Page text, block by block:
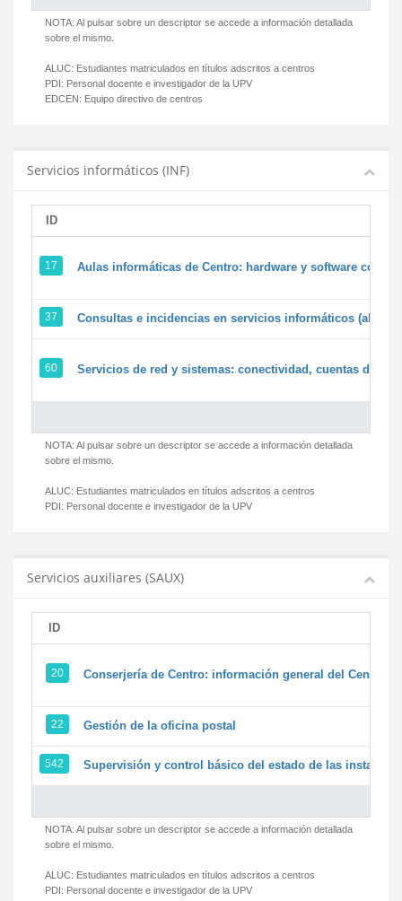
NOTA: Al pulsar sobre un descriptor se accede a información detallada
sobre el mismo.
ALUC: Estudiantes matriculados en títulos adscritos a centros
PDI: Personal docente e investigador de la UPV
EDCEN: Equipo directivo de centros
Servicios informáticos (INF)
ID
17 Aulas informáticas de Centro: hardware y software
37 Consultas e incidencias en servicios informáticos
60 Servicios de red y sistemas: conectividad, cuentas de
NOTA: Al pulsar sobre un descriptor se accede a información detallada
sobre el mismo.
ALUC: Estudiantes matriculados en títulos adscritos a centros
PDI: Personal docente e investigador de la UPV
Servicios auxiliares (SAUX)
ID
20 Conserjería de Centro: información general del Centro y
22 Gestión de la oficina postal
542 Supervisión y control básico del estado de las
NOTA: Al pulsar sobre un descriptor se accede a información detallada
sobre el mismo.
ALUC: Estudiantes matriculados en títulos adscritos a centros
PDI: Personal docente e investigador de la UPV